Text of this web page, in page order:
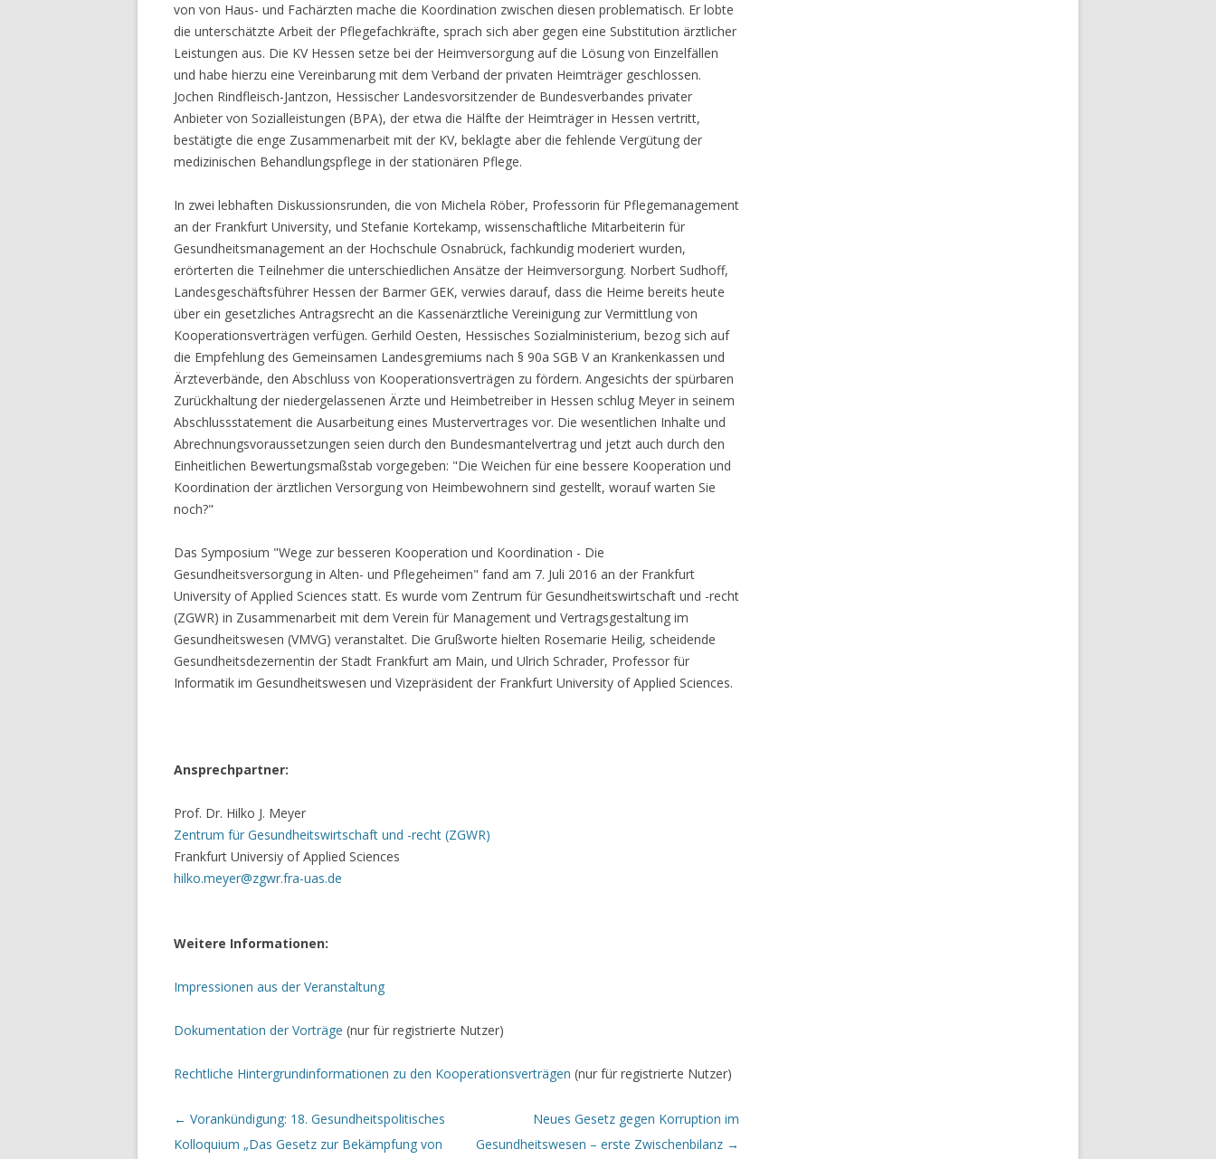
von von Haus- und Fachärzten mache die Koordination zwischen diesen problematisch. Er lobte
die unterschätzte Arbeit der Pflegefachkräfte, sprach sich aber gegen eine Substitution ärztlicher
Leistungen aus. Die KV Hessen setze bei der Heimversorgung auf die Lösung von Einzelfällen
und habe hierzu eine Vereinbarung mit dem Verband der privaten Heimträger geschlossen.
Jochen Rindfleisch-Jantzon, Hessischer Landesvorsitzender de Bundesverbandes privater
Anbieter von Sozialleistungen (BPA), der etwa die Hälfte der Heimträger in Hessen vertritt,
bestätigte die enge Zusammenarbeit mit der KV, beklagte aber die fehlende Vergütung der
medizinischen Behandlungspflege in der stationären Pflege.
In zwei lebhaften Diskussionsrunden, die von Michela Röber, Professorin für Pflegemanagement
an der Frankfurt University, und Stefanie Kortekamp, wissenschaftliche Mitarbeiterin für
Gesundheitsmanagement an der Hochschule Osnabrück, fachkundig moderiert wurden,
erörterten die Teilnehmer die unterschiedlichen Ansätze der Heimversorgung. Norbert Sudhoff,
Landesgeschäftsführer Hessen der Barmer GEK, verwies darauf, dass die Heime bereits heute
über ein gesetzliches Antragsrecht an die Kassenärztliche Vereinigung zur Vermittlung von
Kooperationsverträgen verfügen. Gerhild Oesten, Hessisches Sozialministerium, bezog sich auf
die Empfehlung des Gemeinsamen Landesgremiums nach § 90a SGB V an Krankenkassen und
Ärzteverbände, den Abschluss von Kooperationsverträgen zu fördern. Angesichts der spürbaren
Zurückhaltung der niedergelassenen Ärzte und Heimbetreiber in Hessen schlug Meyer in seinem
Abschlussstatement die Ausarbeitung eines Mustervertrages vor. Die wesentlichen Inhalte und
Abrechnungsvoraussetzungen seien durch den Bundesmantelvertrag und jetzt auch durch den
Einheitlichen Bewertungsmaßstab vorgegeben: "Die Weichen für eine bessere Kooperation und
Koordination der ärztlichen Versorgung von Heimbewohnern sind gestellt, worauf warten Sie
noch?"
Das Symposium "Wege zur besseren Kooperation und Koordination - Die
Gesundheitsversorgung in Alten- und Pflegeheimen" fand am 7. Juli 2016 an der Frankfurt
University of Applied Sciences statt. Es wurde vom Zentrum für Gesundheitswirtschaft und -recht
(ZGWR) in Zusammenarbeit mit dem Verein für Management und Vertragsgestaltung im
Gesundheitswesen (VMVG) veranstaltet. Die Grußworte hielten Rosemarie Heilig, scheidende
Gesundheitsdezernentin der Stadt Frankfurt am Main, und Ulrich Schrader, Professor für
Informatik im Gesundheitswesen und Vizepräsident der Frankfurt University of Applied Sciences.
Ansprechpartner:
Prof. Dr. Hilko J. Meyer
Zentrum für Gesundheitswirtschaft und -recht (ZGWR)
Frankfurt Universiy of Applied Sciences
hilko.meyer@zgwr.fra-uas.de
Weitere Informationen:
Impressionen aus der Veranstaltung
Dokumentation der Vorträge (nur für registrierte Nutzer)
Rechtliche Hintergrundinformationen zu den Kooperationsverträgen (nur für registrierte Nutzer)
Beitrags-Navigation
← Vorankündigung: 18. Gesundheitspolitisches
Kolloquium „Das Gesetz zur Bekämpfung von
Neues Gesetz gegen Korruption im
Gesundheitswesen – erste Zwischenbilanz →